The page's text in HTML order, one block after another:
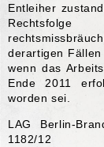
Entleiher
derartigen Fällen
wenn das
Ende 2011
worden sei.
LAG Berlin-
1182/12